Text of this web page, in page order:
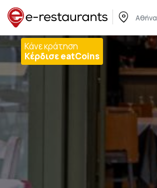
Αθήνα
Κάνε κράτηση
Κέρδισε eatCoins